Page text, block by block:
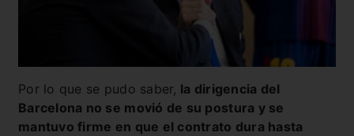
Por lo que se pudo saber, la dirigencia del
Barcelona no se movió de su postura y se
mantuvo firme en que el contrato dura hasta